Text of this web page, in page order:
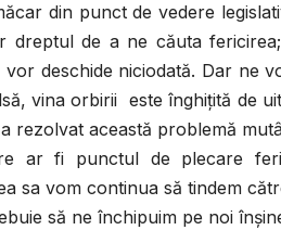
din punct de vedere
dreptul de a ne căuta
vor deschide niciodată. Dar ne
vina orbirii este înghiţită de
rezolvat această problemă
ar fi punctul de plecare
sa vom continua să tindem
să ne închipuim pe noi